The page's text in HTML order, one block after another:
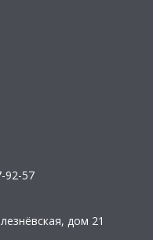
92-57
дом 21